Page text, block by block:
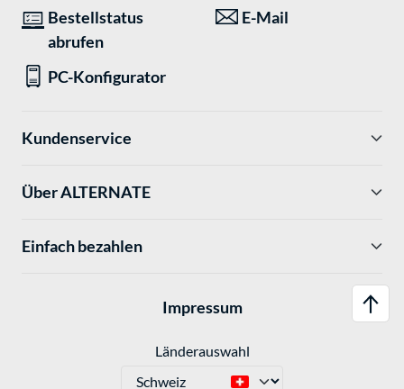
Bestellstatus
abrufen
E-Mail
PC-Konfigurator
Kundenservice
Über ALTERNATE
Einfach bezahlen
Impressum
Länderauswahl